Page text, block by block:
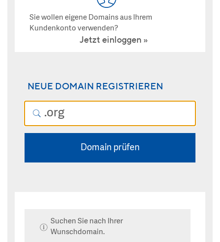
Sie wollen eigene Domains aus Ihrem
Kundenkonto verwenden?
Jetzt einloggen
NEUE DOMAIN REGISTRIEREN
Domain prüfen
Suchen Sie nach Ihrer
Wunschdomain.